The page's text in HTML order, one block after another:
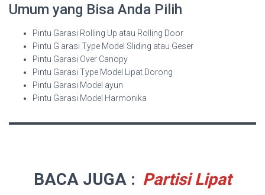
Umum yang Bisa Anda Pilih
Pintu Garasi Rolling Up atau Rolling Door
Pintu G arasi Type Model Sliding atau Geser
Pintu Garasi Over Canopy
Pintu Garasi Type Model Lipat Dorong
Pintu Garasi Model ayun
Pintu Garasi Model Harmonika
BACA JUGA : Partisi Lipat